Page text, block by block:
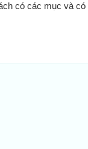
có các mục và